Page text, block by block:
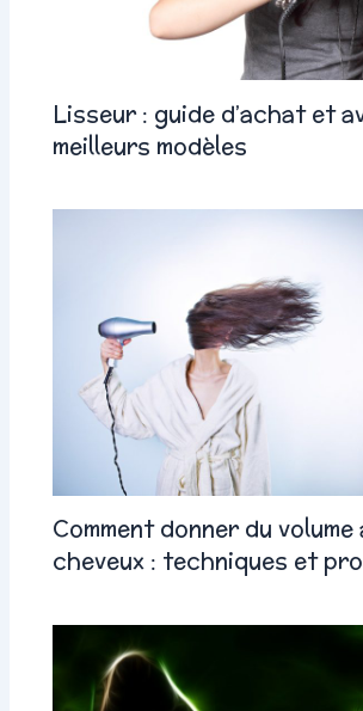
Lisseur : guide d’achat et
meilleurs modèles
Comment donner du volume
cheveux : techniques et